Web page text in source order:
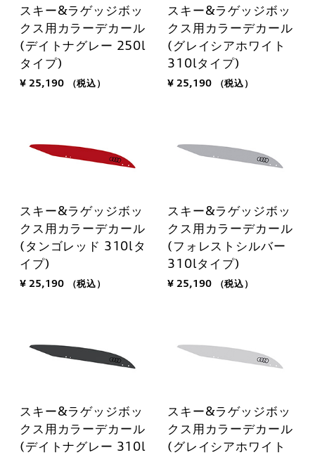
スキー&ラゲッジボッ
クス用カラーデカール
(デイトナグレー 250l
タイプ)
¥ 25,190 （税込）
スキー&ラゲッジボッ
クス用カラーデカール
(グレイシアホワイト
310lタイプ)
¥ 25,190 （税込）
スキー&ラゲッジボッ
クス用カラーデカール
(タンゴレッド 310lタ
イプ)
¥ 25,190 （税込）
スキー&ラゲッジボッ
クス用カラーデカール
(フォレストシルバー
310lタイプ)
¥ 25,190 （税込）
スキー&ラゲッジボッ
クス用カラーデカール
(デイトナグレー 310l
スキー&ラゲッジボッ
クス用カラーデカール
(グレイシアホワイト